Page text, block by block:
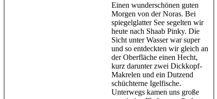
Einen wunderschönen guten
Morgen von der Noras. Bei
spiegelglatter See segelten wir
heute nach Shaab Pinky. Die
Sicht unter Wasser war super
und so entdeckten wir gleich an
der Oberfläche einen Hecht,
kurz darunter zwei Dickkopf-
Makrelen und ein Dutzend
schüchterne Igelfische.
Unterwegs kamen uns große